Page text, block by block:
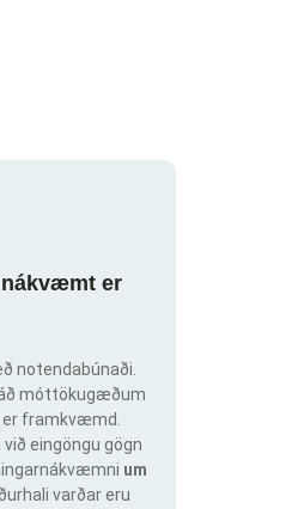
er
notendabúnaði.
móttökugæðum
er framkvæmd.
eingöngu gögn
um
varðar eru